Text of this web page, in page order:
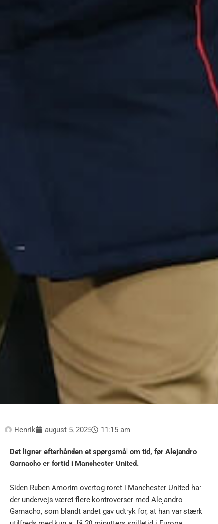
Henrik august 5, 2025 11:15 am
Det ligner efterhånden et spørgsmål om tid, før Alejandro
Garnacho er fortid i Manchester United.
Siden Ruben Amorim overtog roret i Manchester United har
der undervejs været flere kontroverser med Alejandro
Garnacho, som blandt andet gav udtryk for, at han var stærk